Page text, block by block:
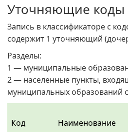
Уточняющие коды
Запись в классификаторе с
содержит 1 уточняющий
Разделы:
1 — муниципальные
2 — населенные пункты,
муниципальных образований
Код Наименование